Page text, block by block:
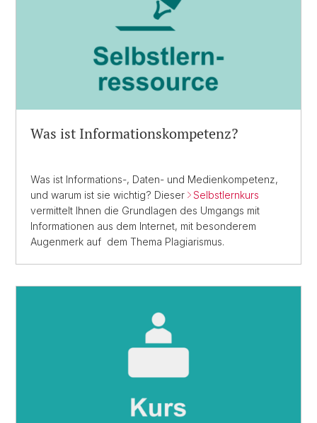
Was ist Informationskompetenz?
Was ist Informations-, Daten- und Medien­kompetenz,
und warum ist sie wichtig? Dieser
Selbstlernkurs
vermittelt Ihnen die Grundlagen des Umgangs mit
Informationen aus dem Internet, mit besonderem
Augenmerk auf dem Thema Plagiarismus.